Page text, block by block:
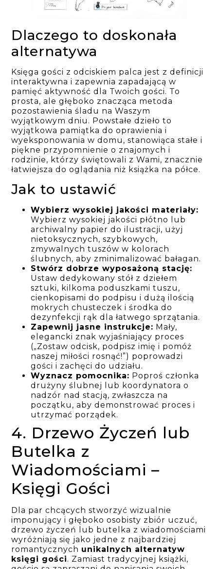
Dlaczego to doskonała
alternatywa
Księga gości z odciskiem palca jest z definicji
interaktywna i zapewnia zapadającą w
pamięć aktywność dla Twoich gości. To
prosta, ale głęboko znacząca metoda
pozostawienia śladu na Waszym
wyjątkowym dniu. Powstałe dzieło to
wyjątkowa pamiątka do oprawienia i
wyeksponowania w domu, stanowiąca stałe i
piękne przypomnienie o znajomych i
rodzinie, którzy świętowali z Wami, znacznie
łatwiejsza do oglądania niż książka na półce.
Jak to ustawić
Wybierz wysokiej jakości materiały:
Wybierz wysokiej jakości płótno lub
archiwalny papier do ilustracji, użyj
nietoksycznych, szybkowych,
zmywalnych tuszów w kolorach
ślubnych, aby zminimalizować bałagan.
Stwórz dobrze wyposażoną stację:
Ustaw dedykowany stół z dziełem
sztuki, kilkoma poduszkami tuszu,
cienkopisami do podpisu i dużą ilością
mokrych chusteczek i środka do
dezynfekcji rąk dla łatwego sprzątania.
Zapewnij jasne instrukcje: Mały,
elegancki znak wyjaśniający proces
(„Zostaw odcisk, podpisz imię i pomóż
naszej miłości rosnąć!”) poprowadzi
gości i zachęci do udziału.
Wyznacz pomocnika: Poproś członka
drużyny ślubnej lub koordynatora o
nadzór nad stacją, zwłaszcza na
początku, aby demonstrować proces i
utrzymać porządek.
4. Drzewo Życzeń lub
Butelka z
Wiadomościami –
Księgi Gości
Dla par chcących stworzyć wizualnie
imponujący i głęboko osobisty zbiór uczuć,
drzewo życzeń lub butelka z wiadomościami
wyróżniają się jako jedne z najbardziej
romantycznych unikalnych alternatyw
księgi gości. Zamiast tradycyjnej książki,